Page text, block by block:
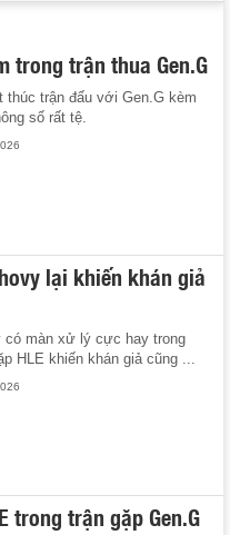
trong trận thua Gen.G
thúc trận đấu với Gen.G kèm
số rất tệ.
lại khiến khán giả
có màn xử lý cực hay trong
HLE khiến khán giả cũng ...
trong trận gặp Gen.G